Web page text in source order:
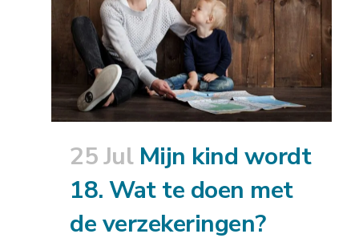
25 Jul Mijn kind wordt
18. Wat te doen met
de verzekeringen?